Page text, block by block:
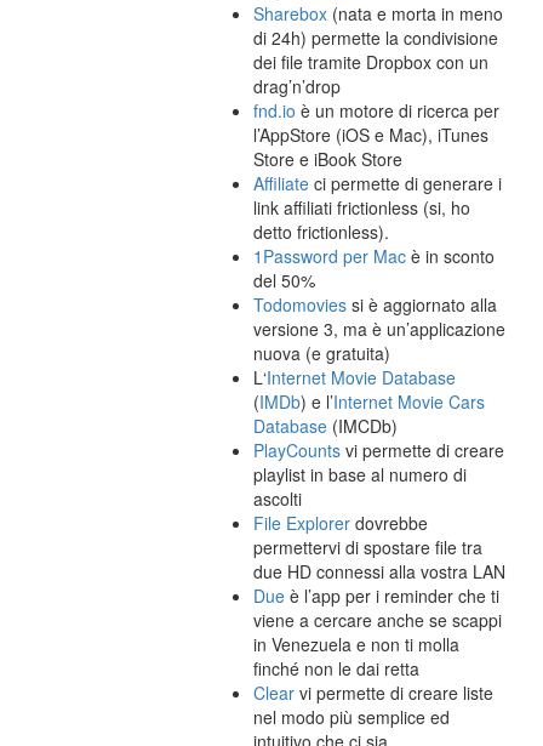
Sharebox (nata e morta in meno
di 24h) permette la condivisione
dei file tramite Dropbox con un
drag’n’drop
fnd.io è un motore di ricerca per
l’AppStore (iOS e Mac), iTunes
Store e iBook Store
Affiliate ci permette di generare i
link affiliati frictionless (si, ho
detto frictionless).
1Password per Mac è in sconto
del 50%
Todomovies si è aggiornato alla
versione 3, ma è un’applicazione
nuova (e gratuita)
L‘Internet Movie Database
(IMDb) e l’Internet Movie Cars
Database (IMCDb)
PlayCounts vi permette di creare
playlist in base al numero di
ascolti
File Explorer dovrebbe
permettervi di spostare file tra
due HD connessi alla vostra LAN
Due è l’app per i reminder che ti
viene a cercare anche se scappi
in Venezuela e non ti molla
finché non le dai retta
Clear vi permette di creare liste
nel modo più semplice ed
intuitivo che ci sia